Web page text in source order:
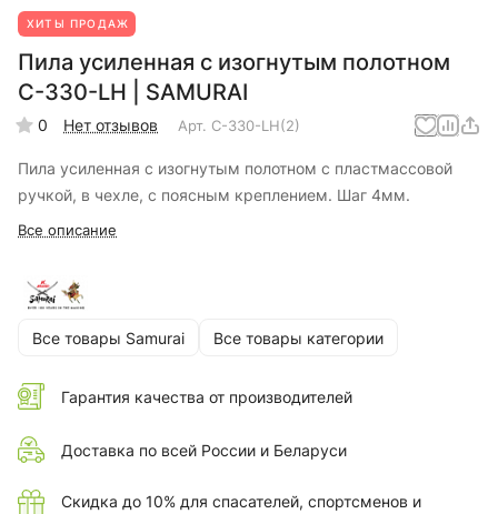
ХИТЫ ПРОДАЖ
Пила усиленная с изогнутым полотном
C-330-LH | SAMURAI
0 Нет отзывов Арт. C-330-LH(2)
Пила усиленная с изогнутым полотном с пластмассовой
ручкой, в чехле, с поясным креплением. Шаг 4мм.
Все описание
Все товары Samurai Все товары категории
Гарантия качества от производителей
Доставка по всей России и Беларуси
Скидка до 10% для спасателей, спортсменов и